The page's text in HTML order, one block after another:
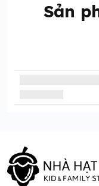
Sản